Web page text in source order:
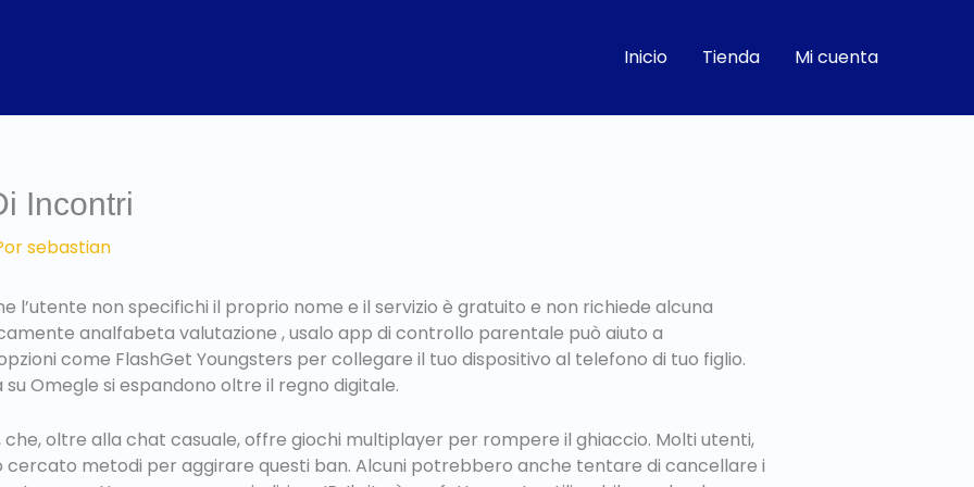
Inicio Tienda Mi cuenta
Incontri
sebastian
l’utente non specifichi il proprio nome e il servizio è gratuito e non richiede alcuna
analfabeta valutazione , usalo app di controllo parentale può aiuto a
come FlashGet Youngsters per collegare il tuo dispositivo al telefono di tuo figlio.
Omegle si espandono oltre il regno digitale.
oltre alla chat casuale, offre giochi multiplayer per rompere il ghiaccio. Molti utenti,
cercato metodi per aggirare questi ban. Alcuni potrebbero anche tentare di cancellare i